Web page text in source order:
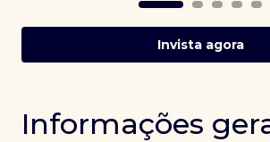
Invista agora
Informações